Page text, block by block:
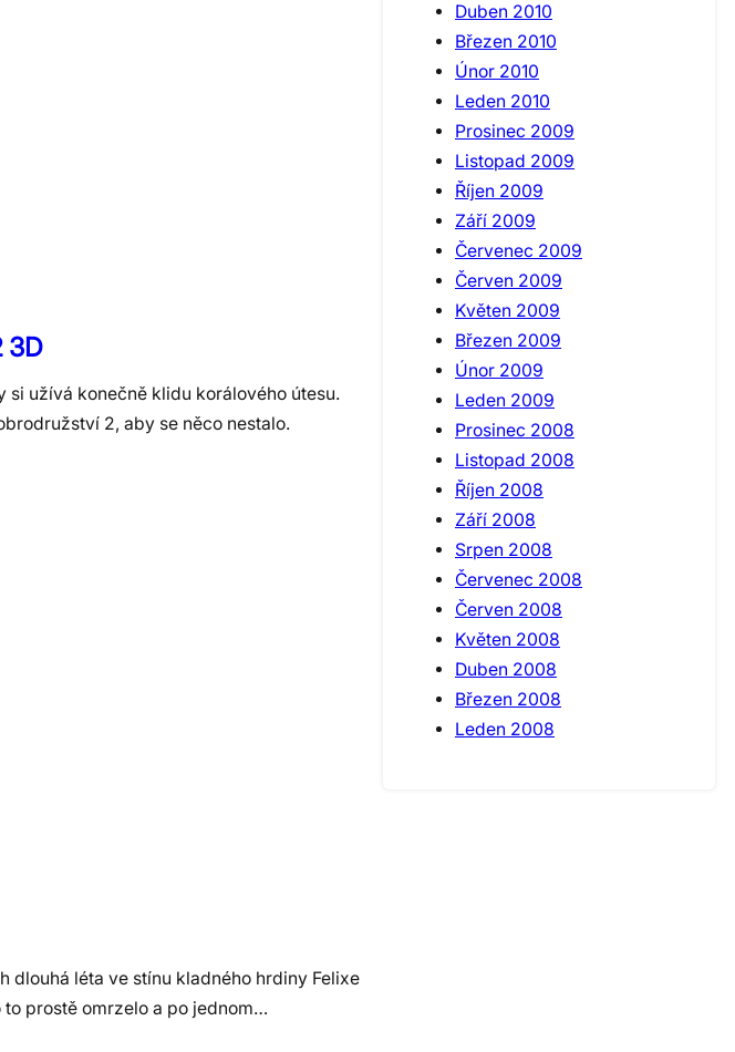
3D
si užívá konečně klidu korálového útesu.
2, aby se něco nestalo.
dlouhá léta ve stínu kladného hrdiny Felixe
prostě omrzelo a po jednom…
Duben 2010
Březen 2010
Únor 2010
Leden 2010
Prosinec 2009
Listopad 2009
Říjen 2009
Září 2009
Červenec 2009
Červen 2009
Květen 2009
Březen 2009
Únor 2009
Leden 2009
Prosinec 2008
Listopad 2008
Říjen 2008
Září 2008
Srpen 2008
Červenec 2008
Červen 2008
Květen 2008
Duben 2008
Březen 2008
Leden 2008